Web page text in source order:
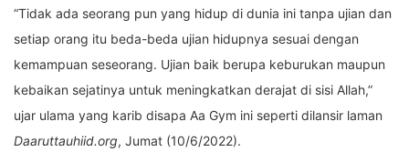
“Tidak ada seorang pun yang hidup di dunia ini tanpa ujian dan
setiap orang itu beda-beda ujian hidupnya sesuai dengan
kemampuan seseorang. Ujian baik berupa keburukan maupun
kebaikan sejatinya untuk meningkatkan derajat di sisi Allah,”
ujar ulama yang karib disapa Aa Gym ini seperti dilansir laman
Daaruttauhiid.org, Jumat (10/6/2022).